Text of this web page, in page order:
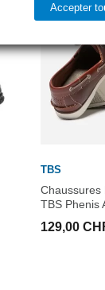
TBS
Chaussures
TBS Phenis
129,00
Accepter